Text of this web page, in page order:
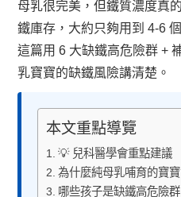
母乳很完美，但鐵質濃度真
鐵庫存，大約只夠用到 4-6
這篇用 6 大缺鐵高危險群 +
乳寶寶的缺鐵風險講清楚。
本文重點導覽
💡 兒科醫學會重點建議
為什麼純母乳哺育的寶
哪些孩子是缺鐵高危險